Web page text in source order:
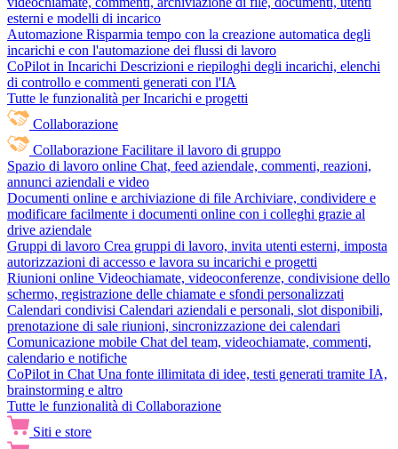
esterni e modelli di incarico
Automazione Risparmia tempo con la creazione automatica degli
incarichi e con l'automazione dei flussi di lavoro
CoPilot in Incarichi Descrizioni e riepiloghi degli incarichi, elenchi
di controllo e commenti generati con l'IA
Tutte le funzionalità per Incarichi e progetti
Collaborazione
Collaborazione Facilitare il lavoro di gruppo
Spazio di lavoro online Chat, feed aziendale, commenti, reazioni,
annunci aziendali e video
Documenti online e archiviazione di file Archiviare, condividere e
modificare facilmente i documenti online con i colleghi grazie al
drive aziendale
Gruppi di lavoro Crea gruppi di lavoro, invita utenti esterni, imposta
autorizzazioni di accesso e lavora su incarichi e progetti
Riunioni online Videochiamate, videoconferenze, condivisione dello
schermo, registrazione delle chiamate e sfondi personalizzati
Calendari condivisi Calendari aziendali e personali, slot disponibili,
prenotazione di sale riunioni, sincronizzazione dei calendari
Comunicazione mobile Chat del team, videochiamate, commenti,
calendario e notifiche
CoPilot in Chat Una fonte illimitata di idee, testi generati tramite IA,
brainstorming e altro
Tutte le funzionalità di Collaborazione
Siti e store